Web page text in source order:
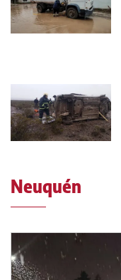
Neuquén